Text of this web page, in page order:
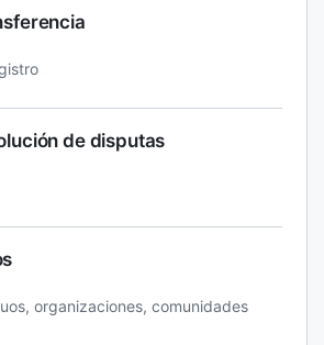
de disputas
organizaciones, comunidades